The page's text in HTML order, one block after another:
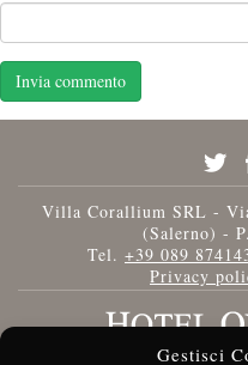
Gestisci
Villa Corallium SRL -
(Salerno) -
Tel. +39 089
Privacy